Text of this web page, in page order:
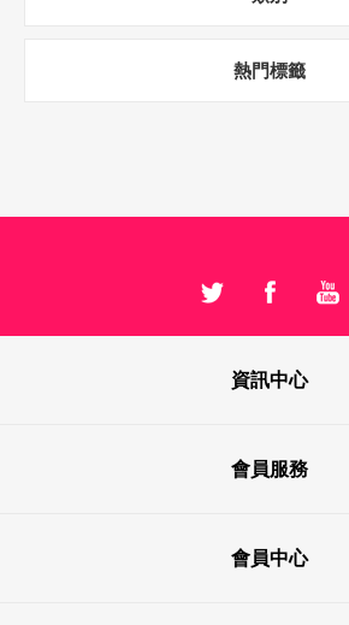
熱門標籤
資訊中心
會員服務
會員中心